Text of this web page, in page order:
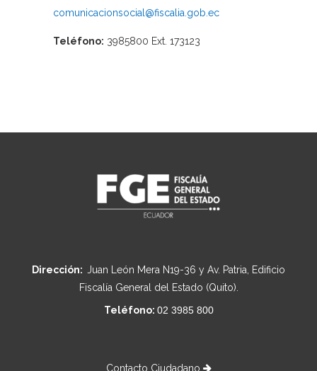
comunicacionsocial@fiscalia.gob.ec
Teléfono: 3985800 Ext. 173123
Dirección: Juan León Mera N19-36 y Av. Patria, Edificio
Fiscalía General del Estado (Quito).
Teléfono: 02 3985 800
Contacto Ciudadano